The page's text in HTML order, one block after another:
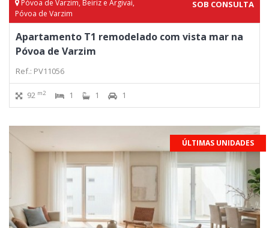
Póvoa de Varzim, Beiriz e Argivai,
Póvoa de Varzim
SOB CONSULTA
Apartamento T1 remodelado com vista mar na
Póvoa de Varzim
Ref.: PV11056
92 m2 1 1 1
ÚLTIMAS UNIDADES